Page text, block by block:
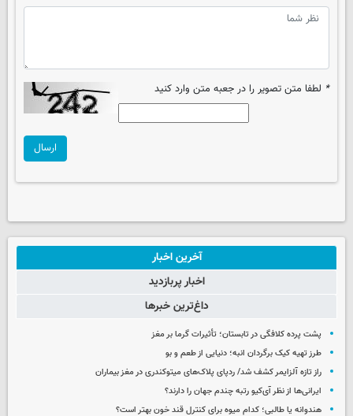
* لطفا متن تصویر را در جعبه متن وارد کنید
ارسال
آخرین اخبار
اخبار پربازدید
داغ‌ترین خبرها
پشت پرده کلافگی در تابستان؛ تأثیرات گرما بر مغز
طرز تهیه کیک برگردان انبه؛ دنیایی از طعم و بو
راز تازه آلزایمر کشف شد/ ردپای پلاک‌های میتوکندری در مغز بیماران
ایرانی‌ها از نظر آی‌کیو رتبه چندم جهان را دارند؟
هندوانه یا طالبی؛ کدام‌ میوه برای کنترل قند خون بهتر است؟